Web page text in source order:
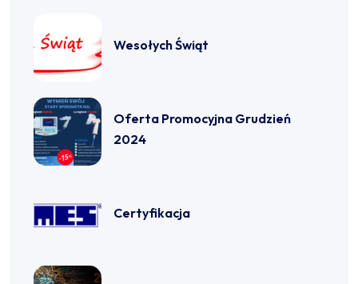
Wesołych Świąt
Oferta Promocyjna Grudzień
2024
Certyfikacja